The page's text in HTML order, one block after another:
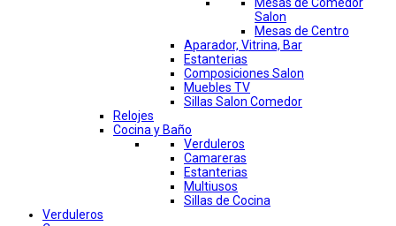
Mesas de Comedor
Salon
Mesas de Centro
Aparador, Vitrina, Bar
Estanterias
Composiciones Salon
Muebles TV
Sillas Salon Comedor
Relojes
Cocina y Baño
Verduleros
Camareras
Estanterias
Multiusos
Sillas de Cocina
Verduleros